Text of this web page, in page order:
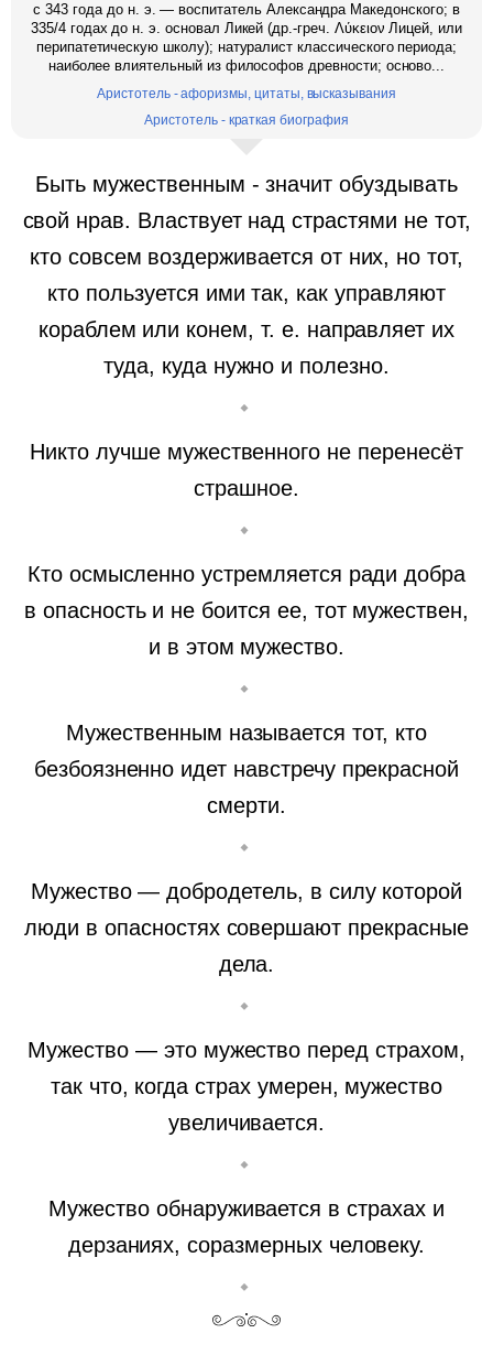
c 343 года до н. э. — воспитатель Александра Македонского; в
335/4 годах до н. э. основал Ликей (др.-греч. Λύκειον Лицей, или
перипатетическую школу); натуралист классического периода;
наиболее влиятельный из философов древности; осново...
Аристотель - афоризмы, цитаты, высказывания
Аристотель - краткая биография
Быть мужественным - значит обуздывать
свой нрав. Властвует над страстями не тот,
кто совсем воздерживается от них, но тот,
кто пользуется ими так, как управляют
кораблем или конем, т. е. направляет их
туда, куда нужно и полезно.
Никто лучше мужественного не перенесёт
страшное.
Кто осмысленно устремляется ради добра
в опасность и не боится ее, тот мужествен,
и в этом мужество.
Мужественным называется тот, кто
безбоязненно идет навстречу прекрасной
смерти.
Мужество — добродетель, в силу которой
люди в опасностях совершают прекрасные
дела.
Мужество — это мужество перед страхом,
так что, когда страх умерен, мужество
увеличивается.
Мужество обнаруживается в страхах и
дерзаниях, соразмерных человеку.